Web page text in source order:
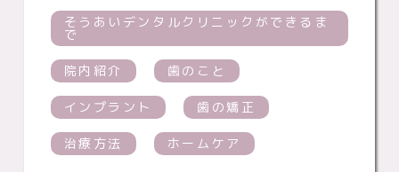
そうあいデンタルクリニックができるま
で
院内紹介 歯のこと
インプラント 歯の矯正
治療方法 ホームケア